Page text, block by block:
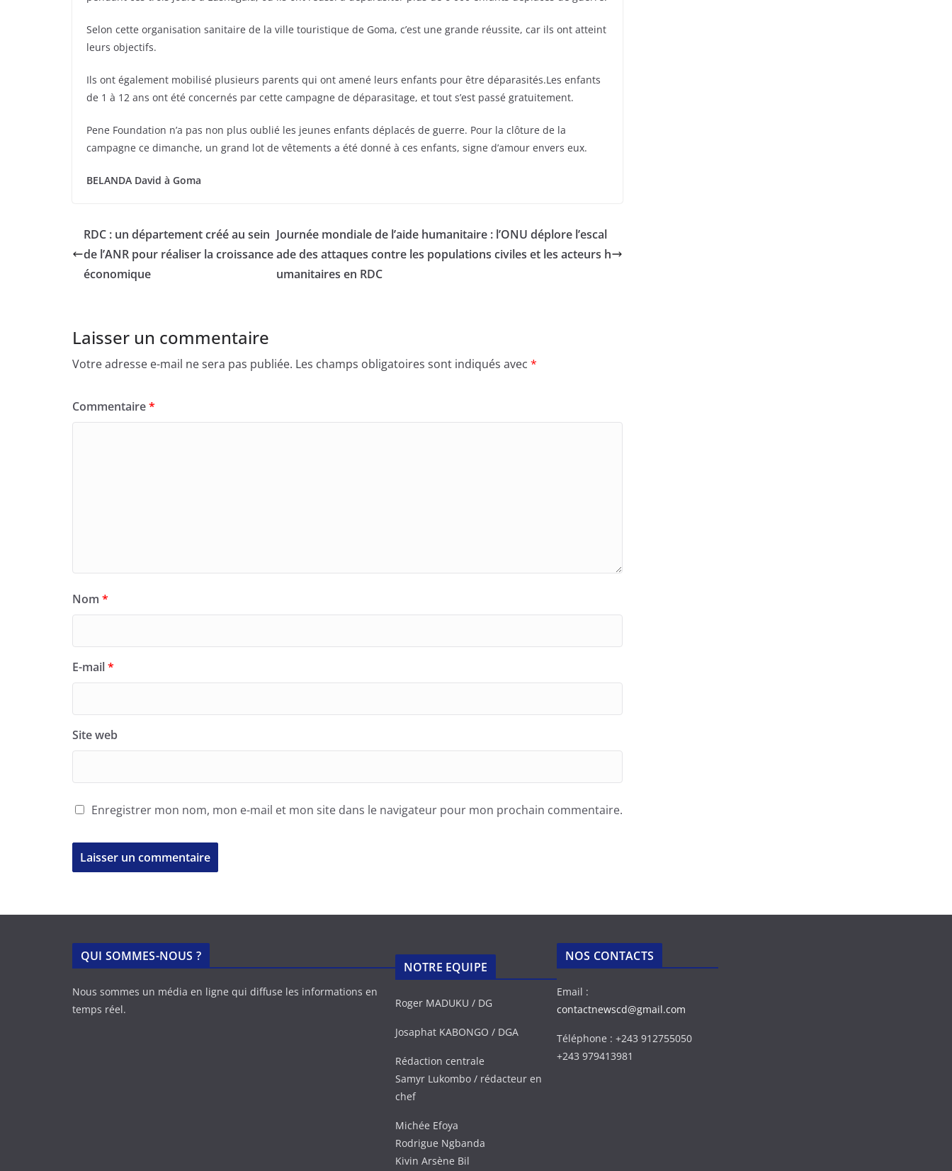
Selon cette organisation sanitaire de la ville touristique de Goma, c’est une grande réussite, car ils ont atteint
leurs objectifs.
Ils ont également mobilisé plusieurs parents qui ont amené leurs enfants pour être déparasités.Les enfants
de 1 à 12 ans ont été concernés par cette campagne de déparasitage, et tout s’est passé gratuitement.
Pene Foundation n’a pas non plus oublié les jeunes enfants déplacés de guerre. Pour la clôture de la
campagne ce dimanche, un grand lot de vêtements a été donné à ces enfants, signe d’amour envers eux.
BELANDA David à Goma
RDC : un département créé au sein
de l’ANR pour réaliser la croissance
économique
Journée mondiale de l’aide humanitaire : l’ONU déplore l’escal
ade des attaques contre les populations civiles et les acteurs h
umanitaires en RDC
Laisser un commentaire
Votre adresse e-mail ne sera pas publiée. Les champs obligatoires sont indiqués avec *
Commentaire*
Nom *
E-mail*
Site web
Enregistrer mon nom, mon e-mail et mon site dans le navigateur pour mon prochain commentaire.
QUI SOMMES-NOUS ?
Nous sommes un média en ligne qui diffuse les informations en
temps réel.
NOTRE EQUIPE
Roger MADUKU / DG
Josaphat KABONGO / DGA
Rédaction centrale
Samyr Lukombo / rédacteur en
chef
Michée Efoya
Rodrigue Ngbanda
Kivin Arsène Bil
NOS CONTACTS
Email :
contactnewscd@gmail.com
Téléphone : +243 912755050
+243 979413981